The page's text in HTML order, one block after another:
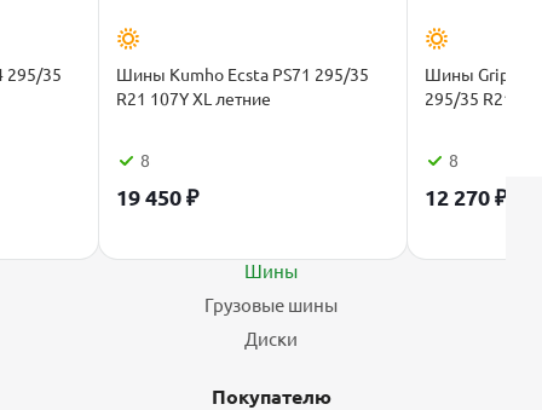
295/35
Шины Kumho Ecsta PS71 295/35
R21 107Y XL летние
8
19 450₽
Шины Gripmax
295/35 R21
8
12 270₽
Шины
Грузовые шины
Диски
Покупателю